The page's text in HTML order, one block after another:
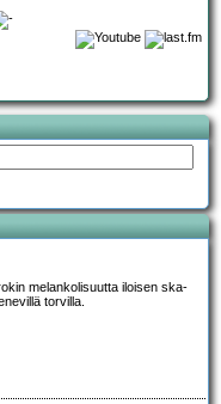
melankolisuutta iloisen ska-
torvilla.